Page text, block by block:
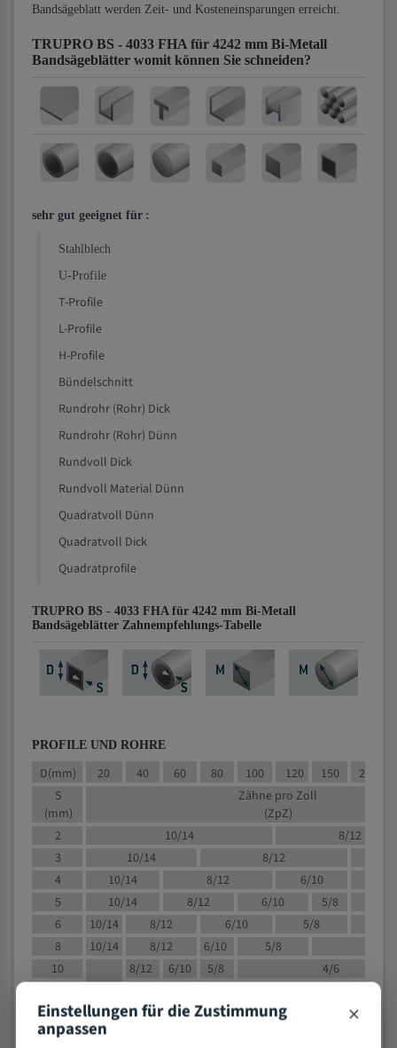
Bandsägeblatt werden Zeit- und Kosteneinsparungen erreicht.
TRUPRO BS - 4033 FHA für 4242 mm Bi-Metall
Bandsägeblätter womit können Sie schneiden?
sehr gut geeignet für :
Stahlblech
U-Profile
T-Profile
L-Profile
H-Profile
Bündelschnitt
Rundrohr (Rohr) Dick
Rundrohr (Rohr) Dünn
Rundvoll Dick
Rundvoll Material Dünn
Quadratvoll Dünn
Quadratvoll Dick
Quadratprofile
TRUPRO BS - 4033 FHA für 4242 mm Bi-Metall
Bandsägeblätter Zahnempfehlungs-Tabelle
PROFILE UND ROHRE
D(mm) 20 40 60 80 100 120 150 200
S
(mm)
Zähne pro Zoll
(ZpZ)
2
10/14
8/12
3
10/14 8/12
4
10/14 8/12 6/10
5
10/14 8/12 6/10
5/8
6
10/14 8/12 6/10
5/8
8
10/14 8/12 6/10 5/8
10
8/12 6/10 5/8
4/6
15
8/12 6/10
4/5
20
Einstellungen für die Zustimmung
anpassen ×